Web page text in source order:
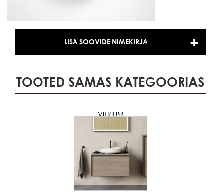
LISA SOOVIDE NIMEKIRJA
TOOTED SAMAS KATEGOORIAS
VITRIUM